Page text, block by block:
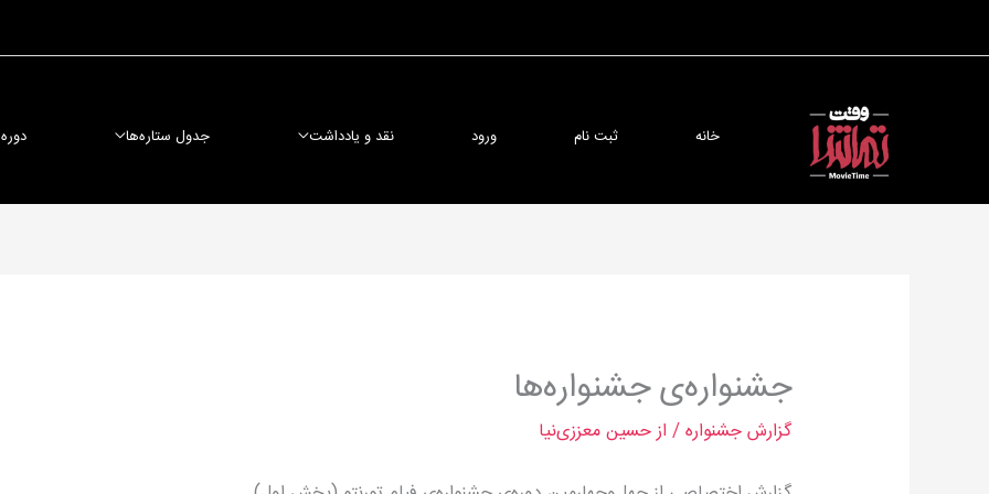
خانه ثبت نام ورود نقد و یادداشت جدول ستاره‌ها
جشنواره‌ی جشنواره‌ها
گزارش جشنواره/ ازحسین معززی‌نیا